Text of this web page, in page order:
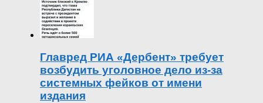
Главред РИА «Дербент» требует
возбудить уголовное дело из-за
системных фейков от имени
издания